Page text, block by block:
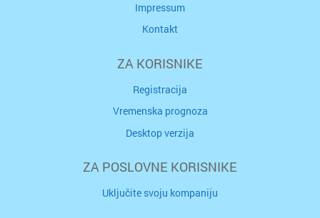
Impressum
Kontakt
ZA KORISNIKE
Registracija
Vremenska prognoza
Desktop verzija
ZA POSLOVNE KORISNIKE
Uključite svoju kompaniju